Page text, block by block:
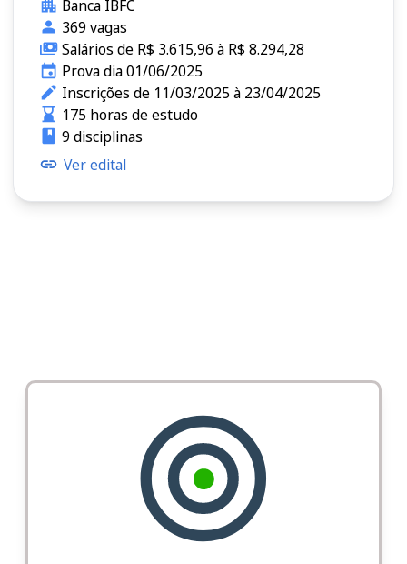
Banca IBFC
369 vagas
Salários de R$ 3.615,96 à R$ 8.294,28
Prova dia 01/06/2025
Inscrições de 11/03/2025 à 23/04/2025
175 horas de estudo
9 disciplinas
Ver edital